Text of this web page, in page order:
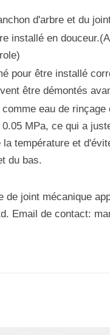
d'arbre et du
installé en
pour être installé
être démontés
eau de
MPa, ce qui a
température et
du bas.
de joint mécanique
Email de contact: